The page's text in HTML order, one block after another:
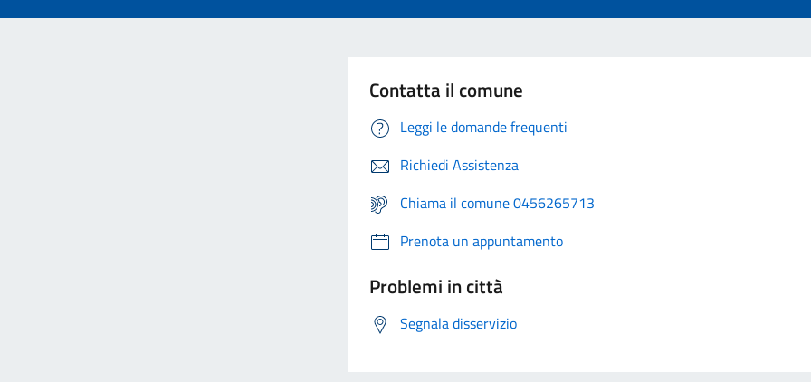
Contatta il comune
Leggi le domande frequenti
Richiedi Assistenza
Chiama il comune 0456265713
Prenota un appuntamento
Problemi in città
Segnala disservizio